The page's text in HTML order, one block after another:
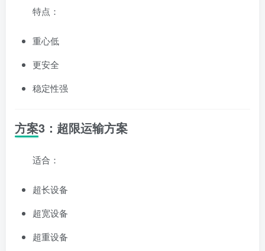
特点：
重心低
更安全
稳定性强
方案3：超限运输方案
适合：
超长设备
超宽设备
超重设备